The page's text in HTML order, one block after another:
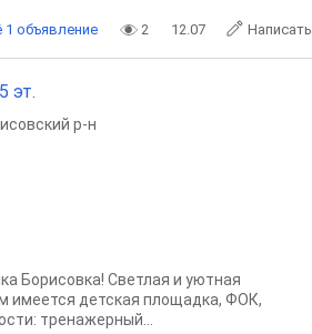
2 12.07 Написать
1 объявление
эт.
р-н
Борисовка! Светлая и уютная
имеется детская площадка, ФОК,
тренажерный...